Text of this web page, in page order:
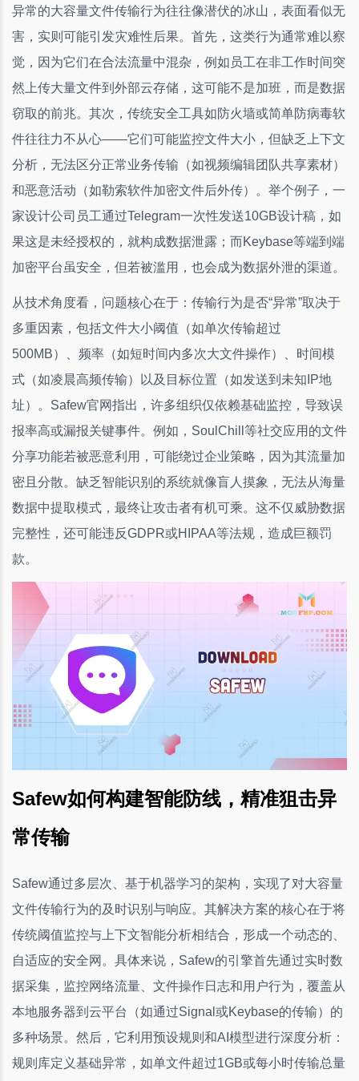
异常的大容量文件传输行为往往像潜伏的冰山，表面看似无
害，实则可能引发灾难性后果。首先，这类行为通常难以察
觉，因为它们在合法流量中混杂，例如员工在非工作时间突
然上传大量文件到外部云存储，这可能不是加班，而是数据
窃取的前兆。其次，传统安全工具如防火墙或简单防病毒软
件往往力不从心——它们可能监控文件大小，但缺乏上下文
分析，无法区分正常业务传输（如视频编辑团队共享素材）
和恶意活动（如勒索软件加密文件后外传）。举个例子，一
家设计公司员工通过Telegram一次性发送10GB设计稿，如
果这是未经授权的，就构成数据泄露；而Keybase等端到端
加密平台虽安全，但若被滥用，也会成为数据外泄的渠道。
从技术角度看，问题核心在于：传输行为是否“异常”取决于
多重因素，包括文件大小阈值（如单次传输超过
500MB）、频率（如短时间内多次大文件操作）、时间模
式（如凌晨高频传输）以及目标位置（如发送到未知IP地
址）。Safew官网指出，许多组织仅依赖基础监控，导致误
报率高或漏报关键事件。例如，SoulChill等社交应用的文件
分享功能若被恶意利用，可能绕过企业策略，因为其流量加
密且分散。缺乏智能识别的系统就像盲人摸象，无法从海量
数据中提取模式，最终让攻击者有机可乘。这不仅威胁数据
完整性，还可能违反GDPR或HIPAA等法规，造成巨额罚
款。
Safew如何构建智能防线，精准狙击异
常传输
Safew通过多层次、基于机器学习的架构，实现了对大容量
文件传输行为的及时识别与响应。其解决方案的核心在于将
传统阈值监控与上下文智能分析相结合，形成一个动态的、
自适应的安全网。具体来说，Safew的引擎首先通过实时数
据采集，监控网络流量、文件操作日志和用户行为，覆盖从
本地服务器到云平台（如通过Signal或Keybase的传输）的
多种场景。然后，它利用预设规则和AI模型进行深度分析：
规则库定义基础异常，如单文件超过1GB或每小时传输总量